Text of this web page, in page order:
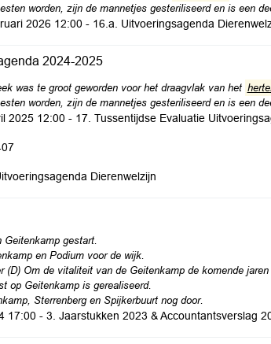
worden, zijn de mannetjes gesteriliseerd en is een
2026 12:00 - 16.a. Uitvoeringsagenda
2024-2025
was te groot geworden voor het draagvlak van het
worden, zijn de mannetjes gesteriliseerd en is een
2025 12:00 - 17. Tussentijdse Evaluatie
Dierenwelzijn
Geitenkamp gestart.
en Podium voor de wijk.
(D) Om de vitaliteit van de Geitenkamp de komende
op Geitenkamp is gerealiseerd.
Sterrenberg en Spijkerbuurt nog door.
17:00 - 3. Jaarstukken 2023 & Accountantsverslag